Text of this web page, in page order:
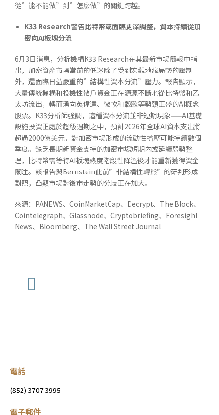
從”能不能做”到”怎麼做”的關鍵跨越。
K33 Research警告比特幣或面臨更深調整，資本持續從加
密向AI板塊分流
6月3日消息，分析機構K33 Research在其最新市場簡報中指
出，加密資產市場當前的低迷除了受到宏觀地緣局勢的壓制
外，還面臨日益嚴重的”結構性資本分流”壓力。報告顯示，
大量傳統機構和投機性散戶資金正在源源不斷地從比特幣和乙
太坊流出，轉而湧向英偉達、微軟和穀歌等勢頭正盛的AI概念
股票。K33分析師強調，這種資本分流並非短期現象——AI基礎
設施投資正處於超級週期之中，預計2026年全球AI資本支出將
超過2000億美元，對加密市場形成的流動性擠壓可能持續數個
季度。缺乏長期新資金支持的加密市場短期內或延續弱勢整
理，比特幣需等待AI板塊熱度階段性降溫後才能重新獲得資金
關注。該報告與Bernstein此前”非結構性轉熊”的研判形成
對照，凸顯市場對後市走勢的分歧正在加大。
來源：PANEWS、CoinMarketCap、Decrypt、The Block、
Cointelegraph、Glassnode、Cryptobriefing、Foresight
News、Bloomberg、The Wall Street Journal
電話
(852) 3707 3995
電子郵件